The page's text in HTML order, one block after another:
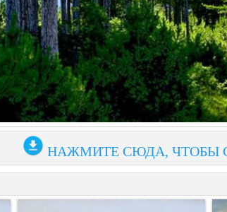
НАЖМИТЕ СЮДА, ЧТОБЫ